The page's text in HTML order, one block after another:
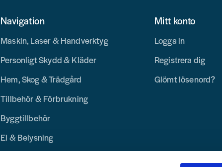
Navigation
Maskin, Laser & Handverktyg
Personligt Skydd & Kläder
Hem, Skog & Trädgård
Tillbehör & Förbrukning
Byggtillbehör
El & Belysning
Mitt konto
Logga in
Registrera dig
Glömt lösenord?